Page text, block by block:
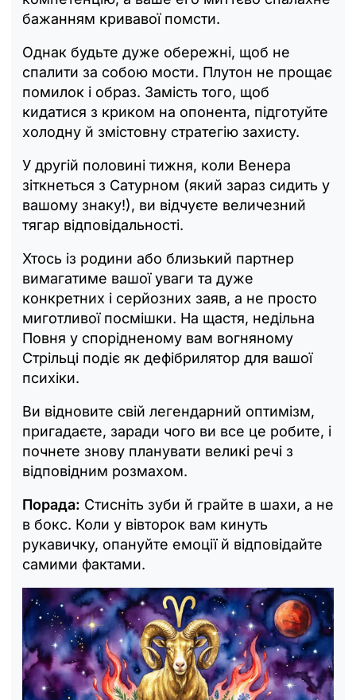
бажанням кривавої помсти.
Однак будьте дуже обережні, щоб не
спалити за собою мости. Плутон не прощає
помилок і образ. Замість того, щоб
кидатися з криком на опонента, підготуйте
холодну й змістовну стратегію захисту.
У другій половині тижня, коли Венера
зіткнеться з Сатурном (який зараз сидить у
вашому знаку!), ви відчуєте величезний
тягар відповідальності.
Хтось із родини або близький партнер
вимагатиме вашої уваги та дуже
конкретних і серйозних заяв, а не просто
миготливої посмішки. На щастя, недільна
Повня у спорідненому вам вогняному
Стрільці подіє як дефібрилятор для вашої
психіки.
Ви відновите свій легендарний оптимізм,
пригадаєте, заради чого ви все це робите, і
почнете знову планувати великі речі з
відповідним розмахом.
Порада: Стисніть зуби й грайте в шахи, а не
в бокс. Коли у вівторок вам кинуть
рукавичку, опануйте емоції й відповідайте
самими фактами.